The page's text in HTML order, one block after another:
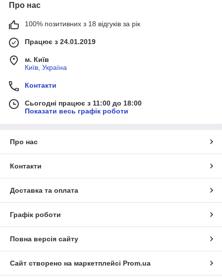
Про нас
100% позитивних з 18 відгуків за рік
Працює з 24.01.2019
м. Київ
Київ, Україна
Контакти
Сьогодні працює з 11:00 до 18:00
Показати весь графік роботи
Про нас
Контакти
Доставка та оплата
Графік роботи
Повна версія сайту
Сайт створено на маркетплейсі Prom.ua